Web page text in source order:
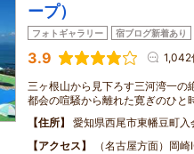
ープ）
フォトギャラリー 宿ブログ新着あり
3.9 1,042
三ヶ根山から見下ろす三河湾一の
都会の喧騒から離れた寛ぎのひと
住所
愛知県西尾市東幡豆町
アクセス
（名古屋方面）岡